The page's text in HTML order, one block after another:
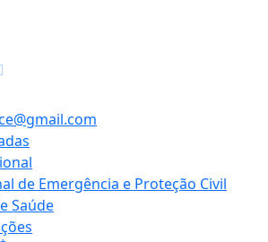
de Emergência e Proteção Civil
Saúde